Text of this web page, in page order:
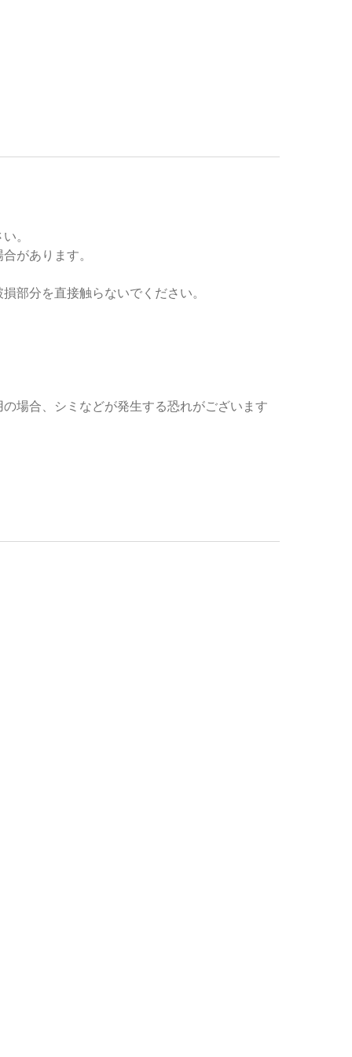
。
があります。
部分を直接触らないでください。
場合、シミなどが発生する恐れがございます